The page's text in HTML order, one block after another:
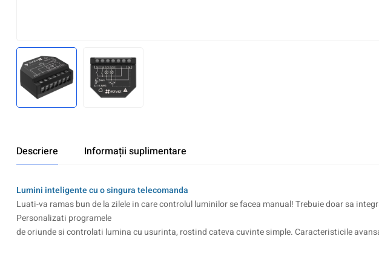
Descriere Informații suplimentare
Lumini inteligente cu o singura telecomanda
Luati-va ramas bun de la zilele in care controlul luminilor se facea manual! Trebuie doar sa
Personalizati programele
de oriunde si controlati lumina cu usurinta, rostind cateva cuvinte simple. Caracteristicile